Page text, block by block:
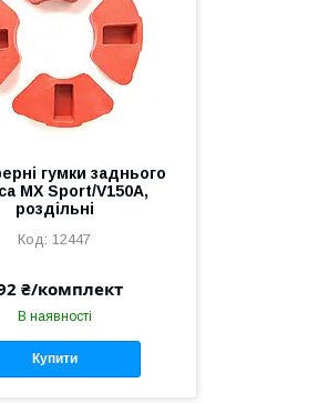
гумки заднього
MX Sport/V150A,
роздільні
12447
₴/комплект
В наявності
Купити